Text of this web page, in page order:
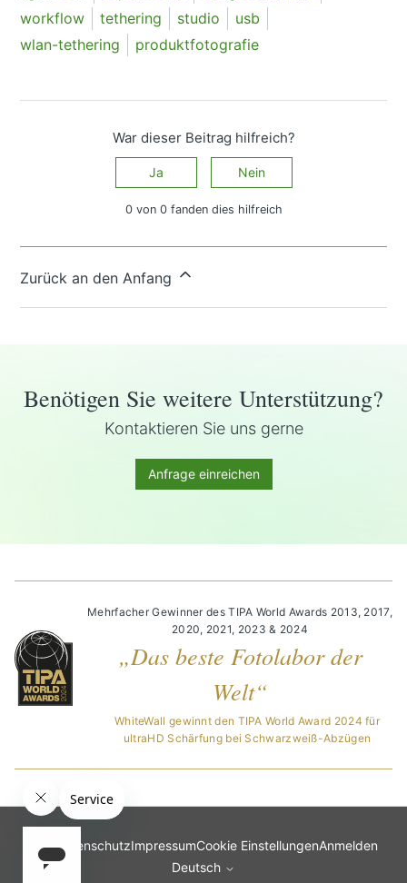
workflow
tethering studio
usb
wlan-tethering
produktfotografie
War dieser Beitrag hilfreich?
Ja Nein
0 von 0 fanden dies hilfreich
Zurück an den Anfang
Benötigen Sie weitere Unterstützung?
Kontaktieren Sie uns gerne
Anfrage einreichen
Mehrfacher Gewinner des TIPA World Awards 2013, 2017,
2020, 2021, 2023 & 2024
„Das beste Fotolabor der
Welt“
WhiteWall gewinnt den TIPA World Award 2024 für
ultraHD Schärfung bei Schwarzweiß-Abzügen
AGBDatenschutzImpressumCookie EinstellungenAnmelden
Deutsch